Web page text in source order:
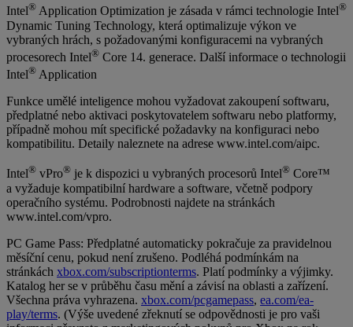
Intel® Application Optimization je zásada v rámci technologie Intel®
Dynamic Tuning Technology, která optimalizuje výkon ve
vybraných hrách, s požadovanými konfiguracemi na vybraných
procesorech Intel® Core 14. generace. Další informace o technologii
Intel® Application
Funkce umělé inteligence mohou vyžadovat zakoupení softwaru,
předplatné nebo aktivaci poskytovatelem softwaru nebo platformy,
případně mohou mít specifické požadavky na konfiguraci nebo
kompatibilitu. Detaily naleznete na adrese www.intel.com/aipc.
Intel® vPro® je k dispozici u vybraných procesorů Intel® Core™
a vyžaduje kompatibilní hardware a software, včetně podpory
operačního systému. Podrobnosti najdete na stránkách
www.intel.com/vpro.
PC Game Pass: Předplatné automaticky pokračuje za pravidelnou
měsíční cenu, pokud není zrušeno. Podléhá podmínkám na
stránkách xbox.com/subscriptionterms. Platí podmínky a výjimky.
Katalog her se v průběhu času mění a závisí na oblasti a zařízení.
Všechna práva vyhrazena. xbox.com/pcgamepass, ea.com/ea-
play/terms. (Výše uvedené zřeknutí se odpovědnosti je pro vaši